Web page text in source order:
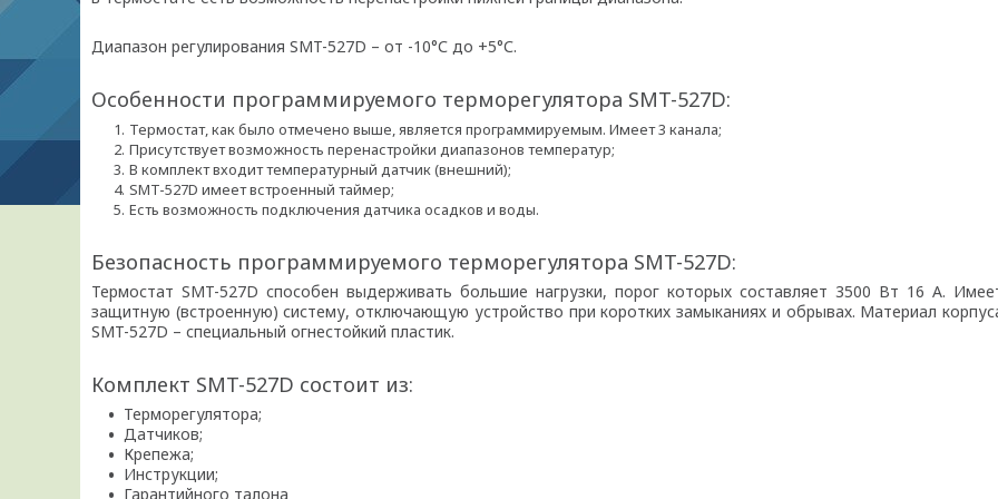
Диапазон регулирования SMT-527D – от -10°С до +5°С.
Особенности программируемого терморегулятора SMT-527D:
Термостат, как было отмечено выше, является программируемым. Имеет 3 канала;
Присутствует возможность перенастройки диапазонов температур;
В комплект входит температурный датчик(внешний);
SMT-527D имеет встроенный таймер;
Есть возможность подключения датчика осадков и воды.
Безопасность программируемого терморегулятора SMT-527D:
Термостат SMT-527D способен выдерживать большие нагрузки, порог которых составляет 3500 Вт 16 А.
защитную (встроенную) систему, отключающую устройство при коротких замыканиях и обрывах. Материал
SMT-527D – специальный огнестойкий пластик.
Комплект SMT-527D состоит из:
Терморегулятора;
Датчиков;
Крепежа;
Инструкции;
Гарантийного талона